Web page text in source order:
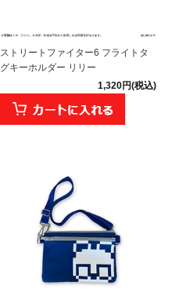
ストリートファイター6 フライトタ
グキーホルダー リリー
1,320円(税込)